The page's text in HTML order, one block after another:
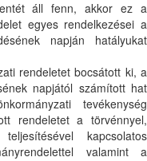
áll fenn, akkor ez a
egyes rendelkezései a
napján hatályukat
rendeletet bocsátott ki, a
napjától számított hat
tevékenység
rendeletet a törvénnyel,
kapcsolatos
valamint a